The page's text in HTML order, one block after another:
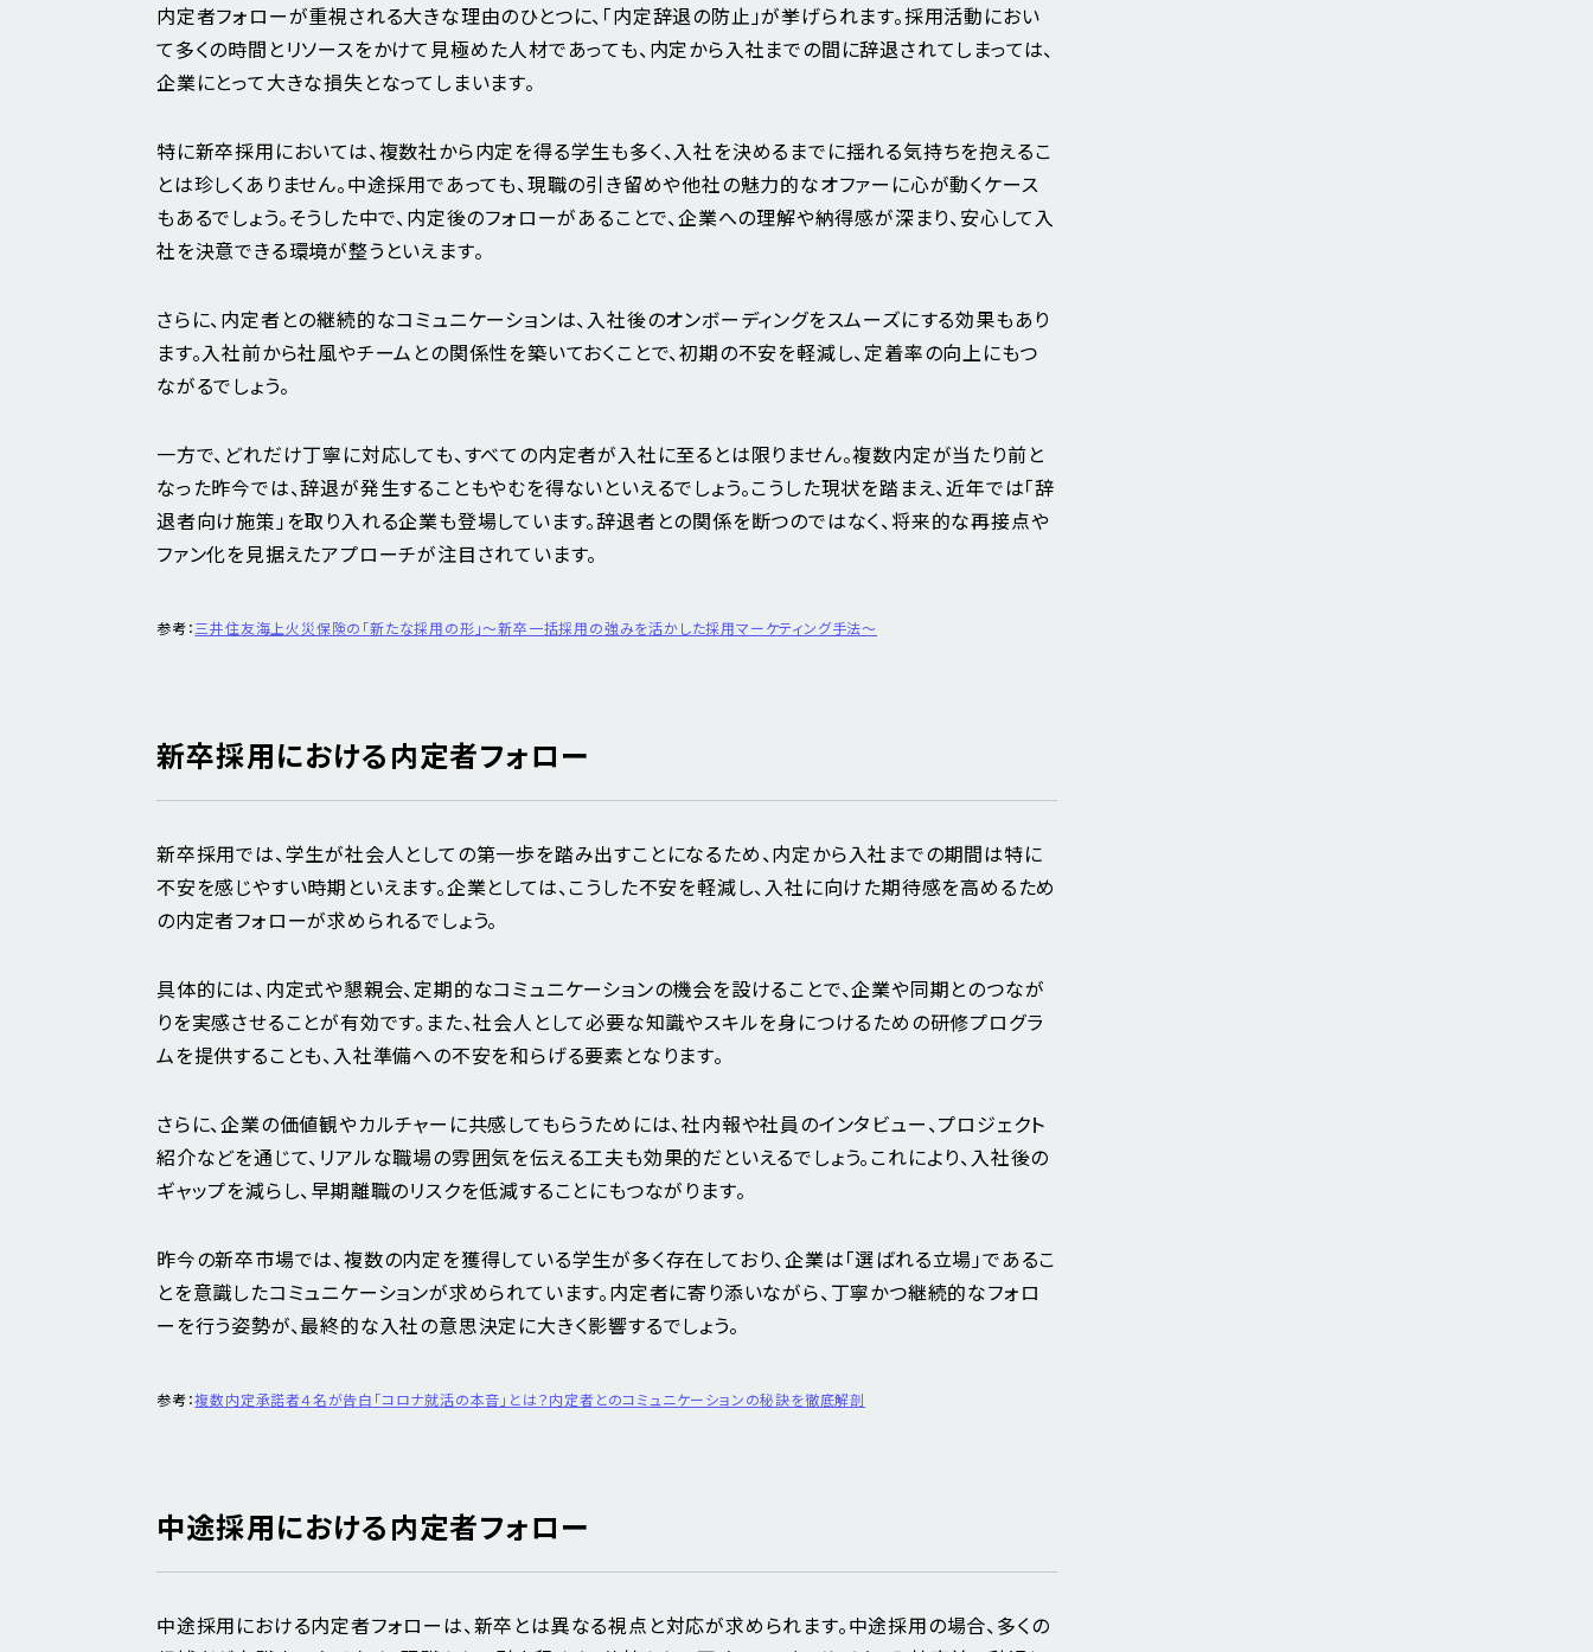
内定者フォローが重視される大きな理由のひとつに、「内定辞退の防止」が挙げられます。採用活動におい
て多くの時間とリソースをかけて見極めた人材であっても、内定から入社までの間に辞退されてしまっては、
企業にとって大きな損失となってしまいます。
特に新卒採用においては、複数社から内定を得る学生も多く、入社を決めるまでに揺れる気持ちを抱えるこ
とは珍しくありません。中途採用であっても、現職の引き留めや他社の魅力的なオファーに心が動くケース
もあるでしょう。そうした中で、内定後のフォローがあることで、企業への理解や納得感が深まり、安心して入
社を決意できる環境が整うといえます。
さらに、内定者との継続的なコミュニケーションは、入社後のオンボーディングをスムーズにする効果もあり
ます。入社前から社風やチームとの関係性を築いておくことで、初期の不安を軽減し、定着率の向上にもつ
ながるでしょう。
一方で、どれだけ丁寧に対応しても、すべての内定者が入社に至るとは限りません。複数内定が当たり前と
なった昨今では、辞退が発生することもやむを得ないといえるでしょう。こうした現状を踏まえ、近年では「辞
退者向け施策」を取り入れる企業も登場しています。辞退者との関係を断つのではなく、将来的な再接点や
ファン化を見据えたアプローチが注目されています。
参考：三井住友海上火災保険の「新たな採用の形」～新卒一括採用の強みを活かした採用マーケティング手法～
新卒採用における内定者フォロー
新卒採用では、学生が社会人としての第一歩を踏み出すことになるため、内定から入社までの期間は特に
不安を感じやすい時期といえます。企業としては、こうした不安を軽減し、入社に向けた期待感を高めるため
の内定者フォローが求められるでしょう。
具体的には、内定式や懇親会、定期的なコミュニケーションの機会を設けることで、企業や同期とのつなが
りを実感させることが有効です。また、社会人として必要な知識やスキルを身につけるための研修プログラ
ムを提供することも、入社準備への不安を和らげる要素となります。
さらに、企業の価値観やカルチャーに共感してもらうためには、社内報や社員のインタビュー、プロジェクト
紹介などを通じて、リアルな職場の雰囲気を伝える工夫も効果的だといえるでしょう。これにより、入社後の
ギャップを減らし、早期離職のリスクを低減することにもつながります。
昨今の新卒市場では、複数の内定を獲得している学生が多く存在しており、企業は「選ばれる立場」であるこ
とを意識したコミュニケーションが求められています。内定者に寄り添いながら、丁寧かつ継続的なフォロ
ーを行う姿勢が、最終的な入社の意思決定に大きく影響するでしょう。
参考：複数内定承諾者４名が告白「コロナ就活の本音」とは？内定者とのコミュニケーションの秘訣を徹底解剖
中途採用における内定者フォロー
中途採用における内定者フォローは、新卒とは異なる視点と対応が求められます。中途採用の場合、多くの